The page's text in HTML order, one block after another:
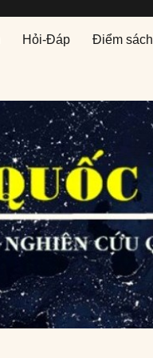
Hỏi-Đáp Điểm sách